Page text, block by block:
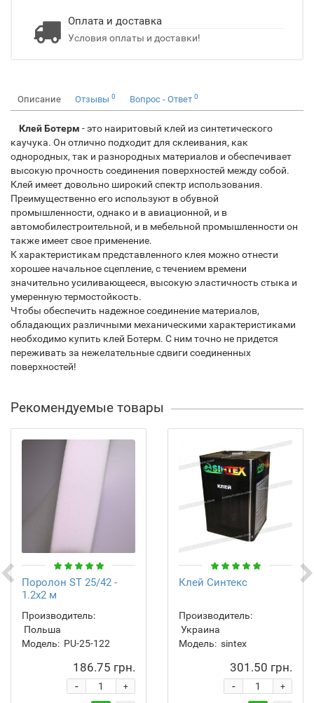
Оплата и доставка
Условия оплаты и доставки!
Описание Отзывы 0 Вопрос - Ответ 0
Клей Ботерм - это наиритовый клей из синтетического
каучука. Он отлично подходит для склеивания, как
однородных, так и разнородных материалов и обеспечивает
высокую прочность соединения поверхностей между собой.
Клей имеет довольно широкий спектр использования.
Преимущественно его используют в обувной
промышленности, однако и в авиационной, и в
автомобилестроительной, и в мебельной промышленности он
также имеет свое применение.
К характеристикам представленного клея можно отнести
хорошее начальное сцепление, с течением времени
значительно усиливающееся, высокую эластичность стыка и
умеренную термостойкость.
Чтобы обеспечить надежное соединение материалов,
обладающих различными механическими характеристиками
необходимо купить клей Ботерм. С ним точно не придется
переживать за нежелательные сдвиги соединенных
поверхностей!
Рекомендуемые товары
Поролон ST 25/42 -
1.2х2 м
Производитель:
Польша
Модель: PU-25-122
186.75 грн.
+
-
Клей Синтекс
Производитель:
Украина
Модель: sintex
301.50 грн.
+
-